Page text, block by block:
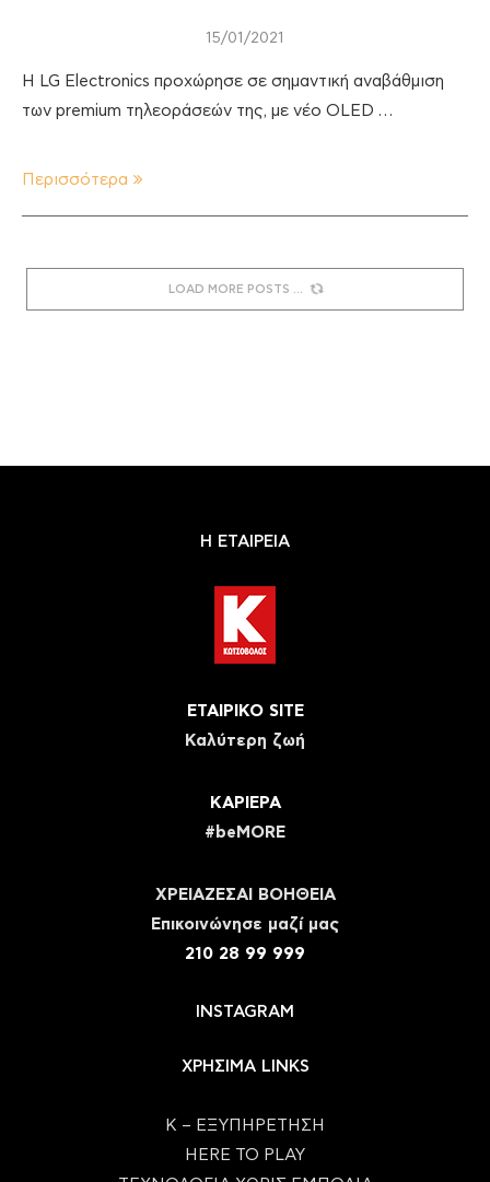
15/01/2021
Η LG Electronics προχώρησε σε σημαντική αναβάθμιση
των premium τηλεοράσεών της, με νέο OLED …
Περισσότερα
LOAD MORE POSTS
Η ΕΤΑΙΡΕΙΑ
ΕΤΑΙΡΙΚΟ SITE
Καλύτερη ζωή
ΚΑΡΙΕΡΑ
#beMORE
ΧΡΕΙΑΖΕΣΑΙ ΒΟΗΘΕΙΑ
Eπικοινώνησε μαζί μας
210 28 99 999
INSTAGRAM
ΧΡΗΣΙΜΑ LINKS
Κ – ΕΞΥΠΗΡΕΤΗΣΗ
HERE TO PLAY